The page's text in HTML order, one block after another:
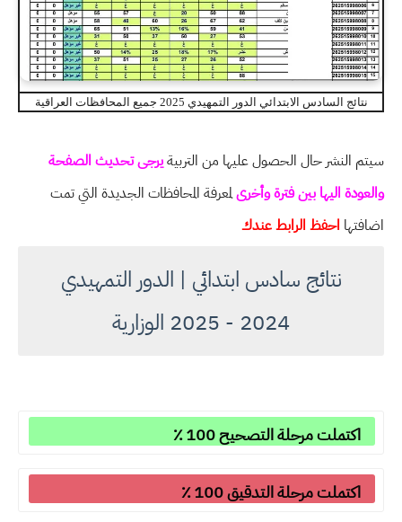
نتائج السادس الابتدائي الدور التمهيدي 2025 جميع المحافظات العراقية
سيتم النشر حال الحصول عليها من التربيةيرجى تحديث الصفحة
والعودة اليها بين فترة وأخرىلمعرفة المحافظات الجديدة التي تمت
اضافتها احفظ الرابط عندك
نتائج سادس ابتدائي | الدور التمهيدي
2024 - 2025 الوزارية
اكتملت مرحلة التصحيح 100 ٪
اكتملت مرحلة التدقيق 100 ٪